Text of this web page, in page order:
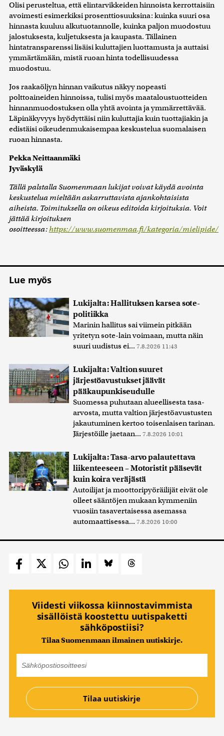
Olisi perusteltua, että elintarvikkeiden hinnoista kerrottaisiin
avoimesti esimerkiksi prosenttiosuuksina: kuinka suuri osa
hinnasta kuuluu alkutuotannolle, kuinka paljon muodostuu
jalostuksesta, kuljetuksesta ja kaupasta. Tällainen
hintatransparenssi lisäisi kuluttajien luottamusta ja auttaisi
ymmärtämään, mistä ruoan hinta todellisuudessa
muodostuu.
Jos raakaöljyn hinnan vaikutus näkyy nopeasti
polttoaineiden hinnoissa, tulisi myös maataloustuotteiden
hinnanmuodostuksen olla yhtä avointa ja ymmärrettävää.
Läpinäkyvyys hyödyttäisi niin kuluttajia kuin tuottajiakin ja
edistäisi oikeudenmukaisempaa keskustelua suomalaisen
ruoan hinnasta.
Pekka Neittaanmäki
Jyväskylä
Tällä palstalla Suomenmaan lukijat voivat käydä avointa
keskustelua mieltään askarruttavista ajankohtaisista
aiheista. Toimituksella on oikeus editoida kirjoituksia. Voit
jättää kirjoituksen
osoitteessa:https://www.suomenmaa.fi/kategoria/mielipide/
Lue myös
Lukijalta: Hallituksen karsea sote-
politiikka
Marinin hallitus sai viimein pitkään
yritetyn sote-lain voimaan, mutta näin
suuri uudistus ei... 7.8.2026 11:43
Lukijalta: Valtion suuret
järjestöavustukset jäävät
pääkaupunkiseudulle
Suomessa puhutaan alueellisesta tasa-
arvosta, mutta valtion järjestöavustusten
jakautuminen kertoo toisenlaisen tarinan.
Järjestöille jaetaan... 7.8.2026 10:01
Lukijalta: Tasa-arvo palautettava
liikenteeseen – Motoristit pääsevät
kuin koira veräjästä
Autoilijat ja moottoripyöräilijät eivät ole
olleet sääntöjen mukaan kymmeniin
vuosiin tasavertaisessa asemassa
automaattisessa... 7.8.2026 10:00
Viidesti viikossa kiinnostavimmista
sisällöistä koostettu uutispaketti
sähköpostiisi?
Tilaa Suomenmaan ilmainen uutiskirje.